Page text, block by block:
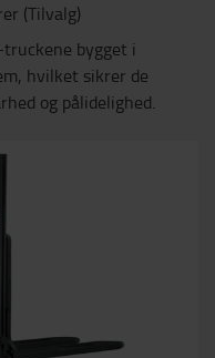
(Tilvalg)
bygget i
hvilket sikrer de
og pålidelighed.